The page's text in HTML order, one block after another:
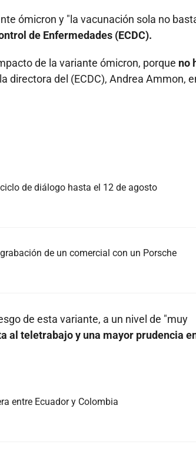
ómicron y "la vacunación sola no
de Enfermedades (ECDC).
de la variante ómicron, porque no
directora del (ECDC), Andrea Ammon,
de diálogo hasta el 12 de agosto
de un comercial con un Porsche
de esta variante, a un nivel de "muy
al teletrabajo y una mayor prudencia
entre Ecuador y Colombia